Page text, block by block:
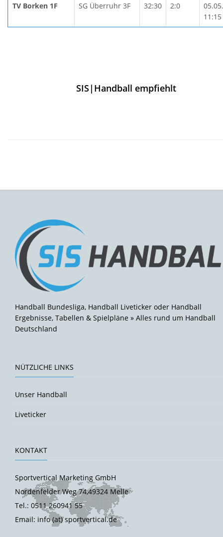
TV Borken 1F SG Überruhr 3F 32:30 2:0
11:15
SIS|Handball empfiehlt
Handball Bundesliga, Handball Liveticker oder Handball
Ergebnisse, Tabellen & Spielpläne » Alles rund um Handball
Deutschland
NÜTZLICHE LINKS
Unser Handball
Liveticker
KONTAKT
Sportvertical Marketing GmbH
Nordenfelder Weg 74,49324 Melle
Tel.: 0511 260941 55
Email: info (at) sportvertical.de